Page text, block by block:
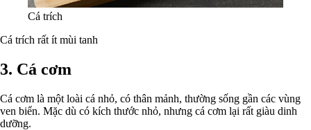
Cá trích
Cá trích rất ít mùi tanh
3. Cá cơm
Cá cơm là một loài cá nhỏ, có thân mảnh, thường sống gần các vùng
ven biển. Mặc dù có kích thước nhỏ, nhưng cá cơm lại rất giàu dinh
dưỡng.